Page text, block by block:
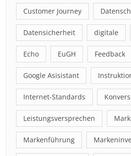
Customer Journey
Datensicherheit digitale
Echo EuGH Feedback
Google Asisistant
Internet-Standards
Leistungsversprechen
Markenführung